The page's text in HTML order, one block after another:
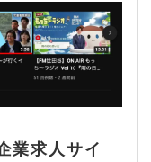
業求人サイ